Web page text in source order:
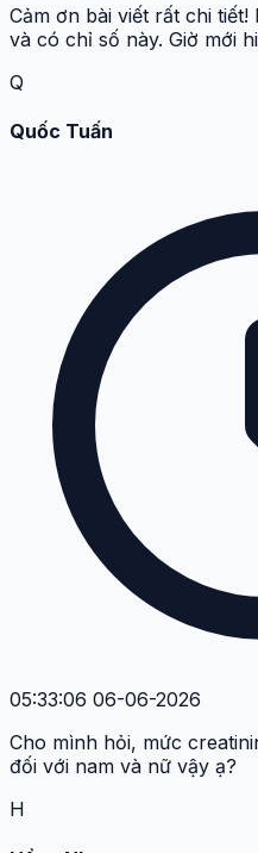
Cảm ơn bài viết rất chi
và có chỉ số này. Giờ mới
Q
Quốc Tuấn
05:33:06 06-06-2026
Cho mình hỏi, mức
đối với nam và nữ vậy ạ?
H